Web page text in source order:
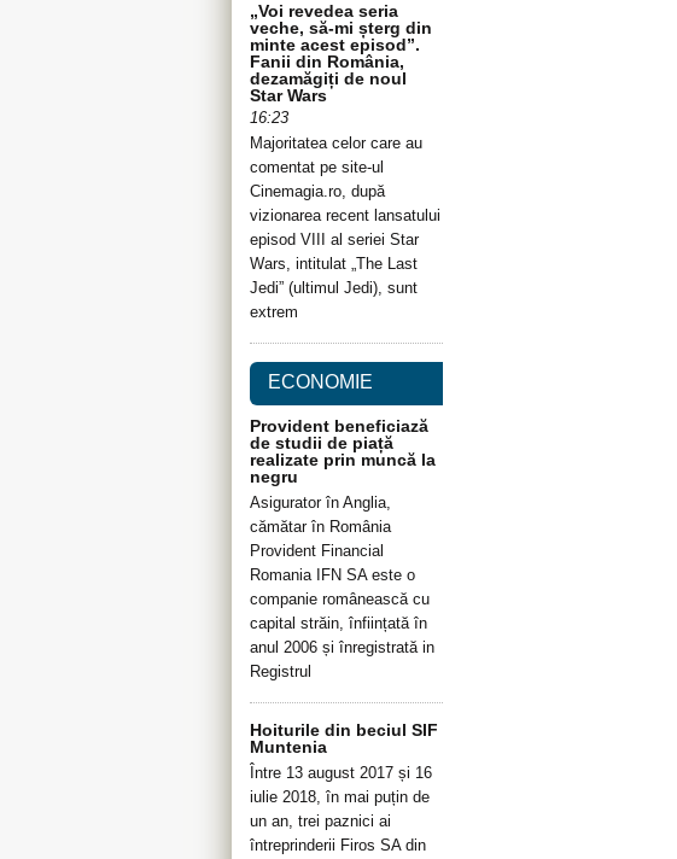
„Voi revedea seria
veche, să-mi șterg din
minte acest episod”.
Fanii din România,
dezamăgiți de noul
Star Wars
16:23
Majoritatea celor care au
comentat pe site-ul
Cinemagia.ro, după
vizionarea recent lansatului
episod VIII al seriei Star
Wars, intitulat „The Last
Jedi” (ultimul Jedi), sunt
extrem
ECONOMIE
Provident beneficiază
de studii de piață
realizate prin muncă la
negru
Asigurator în Anglia,
cămătar în România
Provident Financial
Romania IFN SA este o
companie românească cu
capital străin, înființată în
anul 2006 și înregistrată in
Registrul
Hoiturile din beciul SIF
Muntenia
Între 13 august 2017 și 16
iulie 2018, în mai puțin de
un an, trei paznici ai
întreprinderii Firos SA din